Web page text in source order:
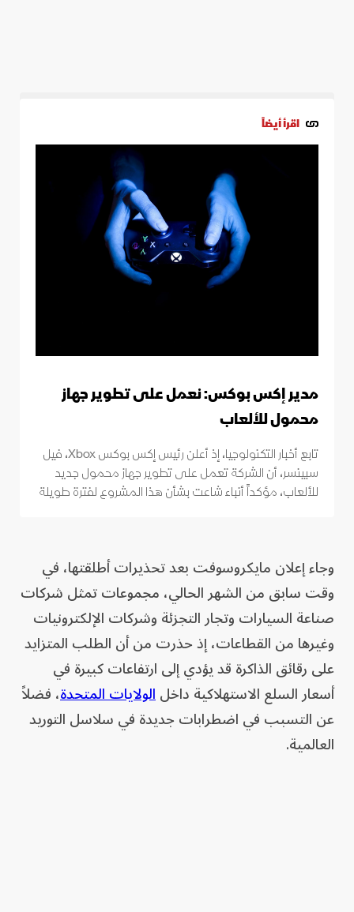
اقرأ أيضاً
مدير إكس بوكس: نعمل على تطوير جهاز
محمول للألعاب
تابع أخبار التكنولوجيا، إذ أعلن رئيس إكس بوكس Xbox، فيل
سبينسر، أن الشركة تعمل على تطوير جهاز محمول جديد
للألعاب، مؤكداً أنباء شاعت بشأن هذا المشروع لفترة طويلة
وجاء إعلان مايكروسوفت بعد تحذيرات أطلقتها، في
وقت سابق من الشهر الحالي، مجموعات تمثل شركات
صناعة السيارات وتجار التجزئة وشركات الإلكترونيات
وغيرها من القطاعات، إذ حذرت من أن الطلب المتزايد
على رقائق الذاكرة قد يؤدي إلى ارتفاعات كبيرة في
أسعار السلع الاستهلاكية داخلالولايات المتحدة، فضلاً
عن التسبب في اضطرابات جديدة في سلاسل التوريد
العالمية.